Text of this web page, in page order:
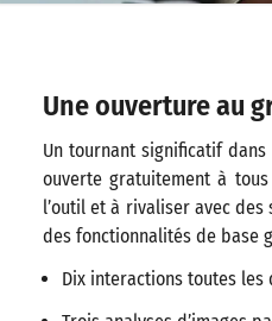
Une ouverture au
Un tournant significatif
ouverte gratuitement à
l’outil et à rivaliser avec
des fonctionnalités de base
Dix interactions toutes les